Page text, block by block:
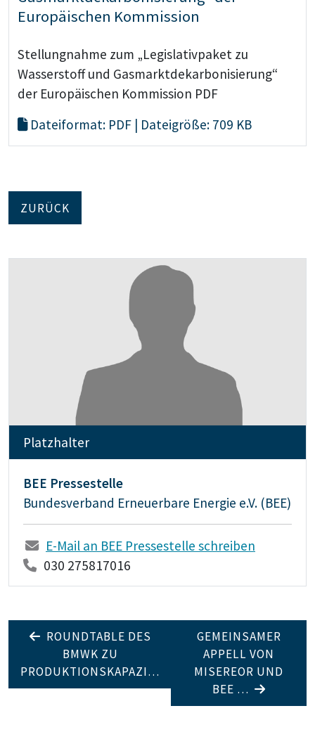
Europäischen Kommission
Stellungnahme zum „Legislativpaket zu
Wasserstoff und Gasmarktdekarbonisierung“
der Europäischen Kommission PDF
Dateiformat: PDF | Dateigröße: 709 KB
ZURÜCK
Platzhalter
BEE Pressestelle
Bundesverband Erneuerbare Energie e.V. (BEE)
E-Mail an BEE Pressestelle schreiben
030 275817016
ROUNDTABLE DES
BMWK ZU
PRODUKTIONSKAPAZI…
GEMEINSAMER
APPELL VON
MISEREOR UND
BEE …